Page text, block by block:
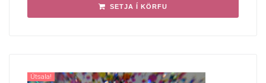
SETJA Í KÖRFU
Útsala!